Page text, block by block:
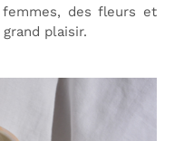
des fleurs et
plaisir.